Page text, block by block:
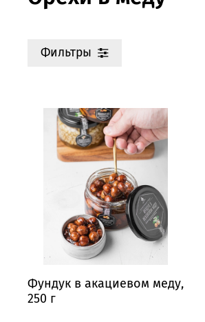
Фильтры
Фундук в акациевом меду,
250 г